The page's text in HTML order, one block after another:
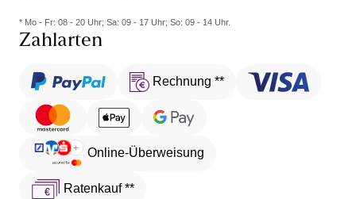
* Mo - Fr: 08 - 20 Uhr; Sa: 09 - 17 Uhr; So: 09 - 14 Uhr.
Zahlarten
Rechnung **
Online-Überweisung
Ratenkauf **